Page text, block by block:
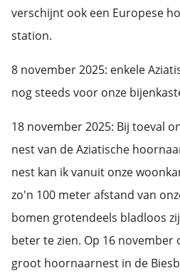
verschijnt ook een Europese
station.
8 november 2025: enkele
nog steeds voor onze
18 november 2025: Bij toeval
nest van de Aziatische
nest kan ik vanuit onze
zo'n 100 meter afstand van
bomen grotendeels bladloos
beter te zien. Op 16 november
groot hoornaarnest in de